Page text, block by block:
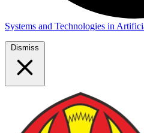
Systems and Technologies in
Dismiss